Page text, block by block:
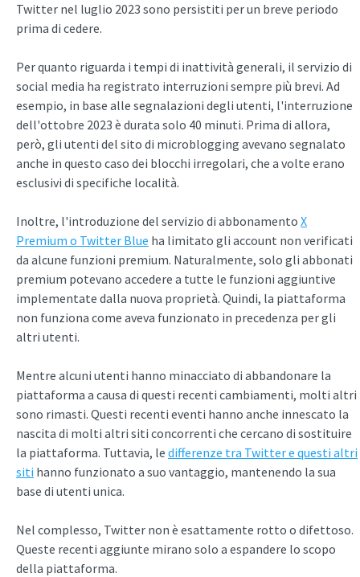
Twitter nel luglio 2023 sono persistiti per un breve periodo
prima di cedere.
Per quanto riguarda i tempi di inattività generali, il servizio di
social media ha registrato interruzioni sempre più brevi. Ad
esempio, in base alle segnalazioni degli utenti, l'interruzione
dell'ottobre 2023 è durata solo 40 minuti. Prima di allora,
però, gli utenti del sito di microblogging avevano segnalato
anche in questo caso dei blocchi irregolari, che a volte erano
esclusivi di specifiche località.
Inoltre, l'introduzione del servizio di abbonamento X
Premium o Twitter Blue ha limitato gli account non verificati
da alcune funzioni premium. Naturalmente, solo gli abbonati
premium potevano accedere a tutte le funzioni aggiuntive
implementate dalla nuova proprietà. Quindi, la piattaforma
non funziona come aveva funzionato in precedenza per gli
altri utenti.
Mentre alcuni utenti hanno minacciato di abbandonare la
piattaforma a causa di questi recenti cambiamenti, molti altri
sono rimasti. Questi recenti eventi hanno anche innescato la
nascita di molti altri siti concorrenti che cercano di sostituire
la piattaforma. Tuttavia, le differenze tra Twitter e questi altri
siti hanno funzionato a suo vantaggio, mantenendo la sua
base di utenti unica.
Nel complesso, Twitter non è esattamente rotto o difettoso.
Queste recenti aggiunte mirano solo a espandere lo scopo
della piattaforma.